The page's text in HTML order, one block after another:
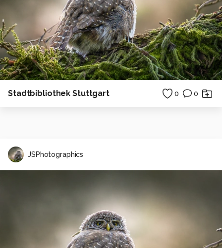
Stadtbibliothek Stuttgart 0 0
JSPhotographics